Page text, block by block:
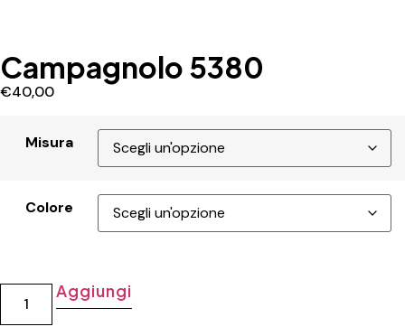
Campagnolo 5380
€40,00
Misura
Colore
Aggiungi